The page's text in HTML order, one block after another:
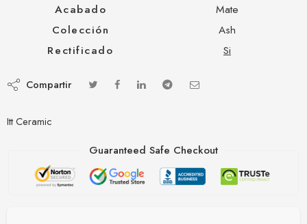
Acabado
Mate
Colección
Ash
Rectificado
Si
Compartir
Itt Ceramic
Guaranteed Safe Checkout